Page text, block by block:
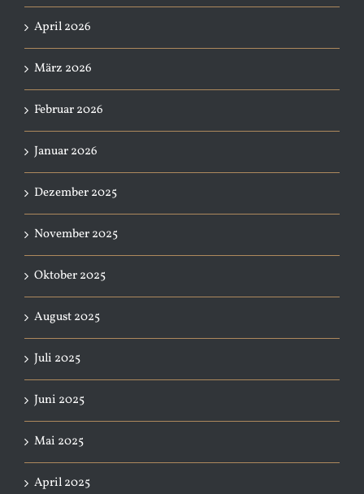
April 2026
März 2026
Februar 2026
Januar 2026
Dezember 2025
November 2025
Oktober 2025
August 2025
Juli 2025
Juni 2025
Mai 2025
April 2025